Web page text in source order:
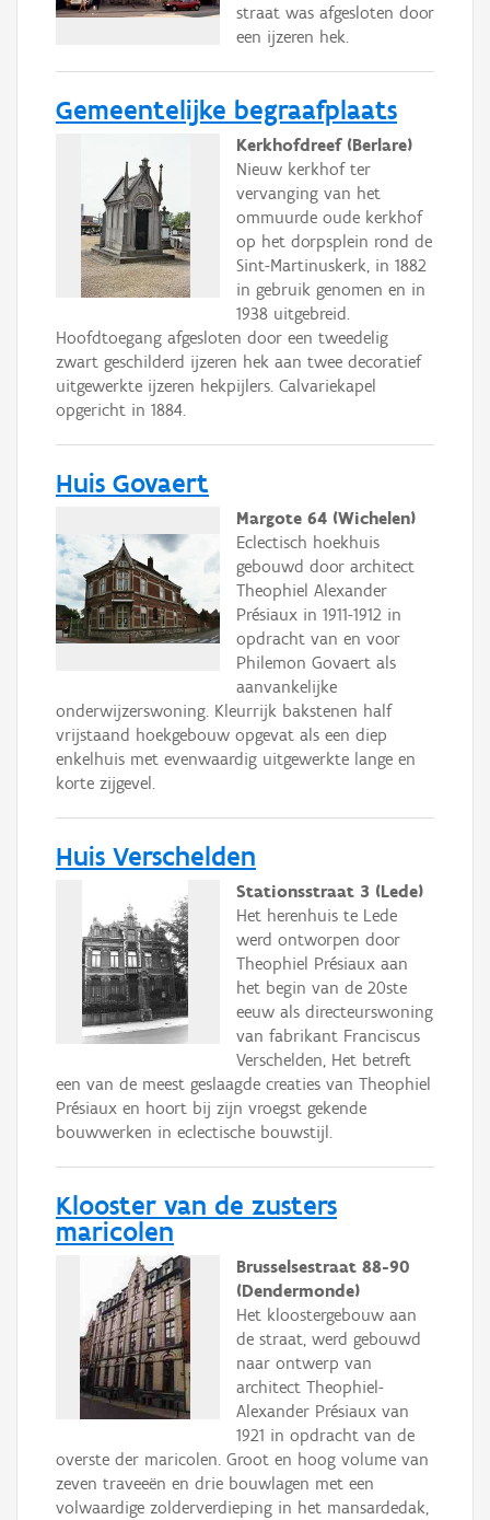
straat was afgesloten door
een ijzeren hek.
Gemeentelijke begraafplaats
Kerkhofdreef (Berlare)
Nieuw kerkhof ter
vervanging van het
ommuurde oude kerkhof
op het dorpsplein rond de
Sint-Martinuskerk, in 1882
in gebruik genomen en in
1938 uitgebreid.
Hoofdtoegang afgesloten door een tweedelig
zwart geschilderd ijzeren hek aan twee decoratief
uitgewerkte ijzeren hekpijlers. Calvariekapel
opgericht in 1884.
Huis Govaert
Margote 64 (Wichelen)
Eclectisch hoekhuis
gebouwd door architect
Theophiel Alexander
Présiaux in 1911-1912 in
opdracht van en voor
Philemon Govaert als
aanvankelijke
onderwijzerswoning. Kleurrijk bakstenen half
vrijstaand hoekgebouw opgevat als een diep
enkelhuis met evenwaardig uitgewerkte lange en
korte zijgevel.
Huis Verschelden
Stationsstraat 3 (Lede)
Het herenhuis te Lede
werd ontworpen door
Theophiel Présiaux aan
het begin van de 20ste
eeuw als directeurswoning
van fabrikant Franciscus
Verschelden, Het betreft
een van de meest geslaagde creaties van Theophiel
Présiaux en hoort bij zijn vroegst gekende
bouwwerken in eclectische bouwstijl.
Klooster van de zusters
maricolen
Brusselsestraat 88-90
(Dendermonde)
Het kloostergebouw aan
de straat, werd gebouwd
naar ontwerp van
architect Theophiel-
Alexander Présiaux van
1921 in opdracht van de
overste der maricolen. Groot en hoog volume van
zeven traveeën en drie bouwlagen met een
volwaardige zolderverdieping in het mansardedak,